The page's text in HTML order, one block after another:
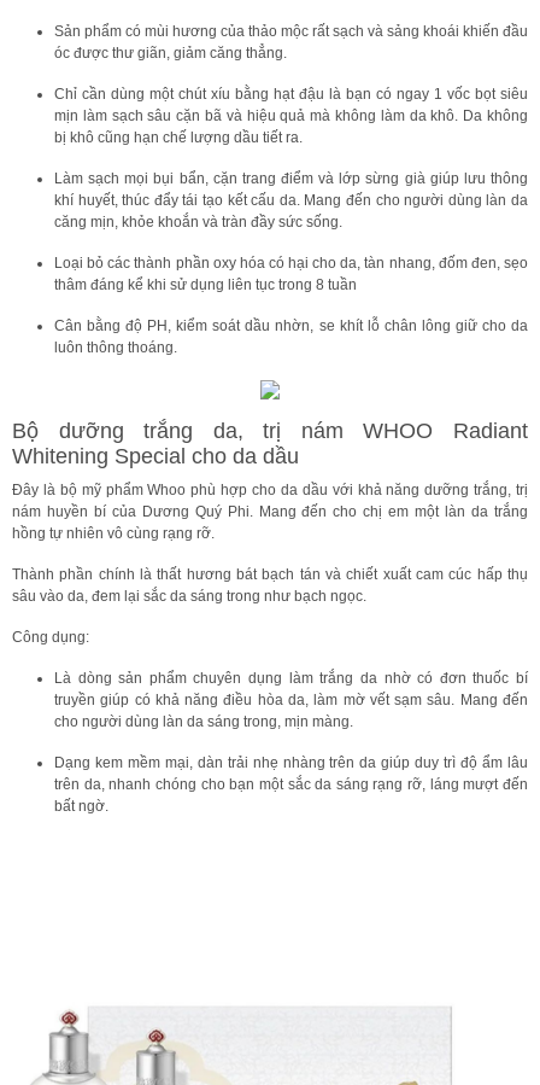
Sản phẩm có mùi hương của thảo mộc rất sạch và sảng khoái khiến đầu
óc được thư giãn, giảm căng thẳng.
Chỉ cần dùng một chút xíu bằng hạt đậu là bạn có ngay 1 vốc bọt siêu
mịn làm sạch sâu cặn bã và hiệu quả mà không làm da khô. Da không
bị khô cũng hạn chế lượng dầu tiết ra.
Làm sạch mọi bụi bẩn, cặn trang điểm và lớp sừng già giúp lưu thông
khí huyết, thúc đẩy tái tạo kết cấu da. Mang đến cho người dùng làn da
căng mịn, khỏe khoắn và tràn đầy sức sống.
Loại bỏ các thành phần oxy hóa có hại cho da, tàn nhang, đốm đen, sẹo
thâm đáng kể khi sử dụng liên tục trong 8 tuần
Cân bằng độ PH, kiểm soát dầu nhờn, se khít lỗ chân lông giữ cho da
luôn thông thoáng.
Bộ dưỡng trắng da, trị nám WHOO Radiant
Whitening Special cho da dầu
Đây là bộ mỹ phẩm Whoo phù hợp cho da dầu với khả năng dưỡng trắng, trị
nám huyền bí của Dương Quý Phi. Mang đến cho chị em một làn da trắng
hồng tự nhiên vô cùng rạng rỡ.
Thành phần chính là thất hương bát bạch tán và chiết xuất cam cúc hấp thụ
sâu vào da, đem lại sắc da sáng trong như bạch ngọc.
Công dụng:
Là dòng sản phẩm chuyên dụng làm trắng da nhờ có đơn thuốc bí
truyền giúp có khả năng điều hòa da, làm mờ vết sạm sâu. Mang đến
cho người dùng làn da sáng trong, mịn màng.
Dạng kem mềm mại, dàn trải nhẹ nhàng trên da giúp duy trì độ ẩm lâu
trên da, nhanh chóng cho bạn một sắc da sáng rạng rỡ, láng mượt đến
bất ngờ.